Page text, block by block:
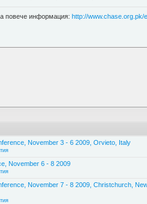
повече информация: http://www.chase.org.pk/
November 3 - 6 2009, Orvieto, Italy
November 6 - 8 2009
November 7 - 8 2009, Christchurch,